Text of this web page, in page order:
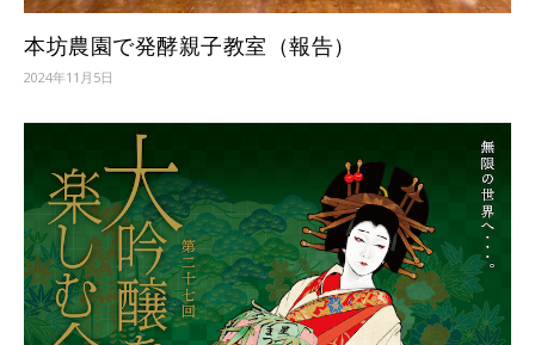
本坊農園で発酵親子教室（報告）
2024年11月5日